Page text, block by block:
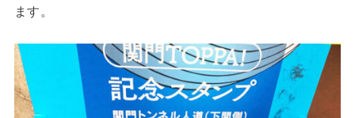
ます。